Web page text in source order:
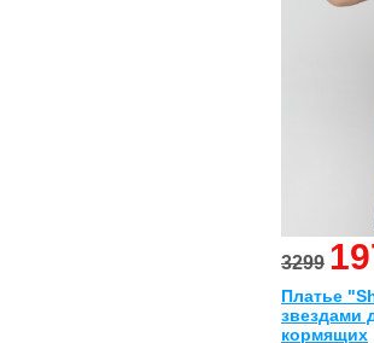
3299
Платье
звездами
кормящих